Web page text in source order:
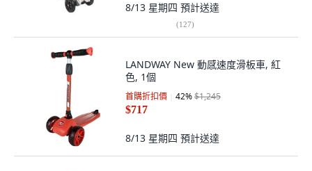
8/13 星期四 預計送達
(127)
LANDWAY New 動感速度滑板車, 紅
色, 1個
首購折扣價 42%$1,245
$717
8/13 星期四 預計送達